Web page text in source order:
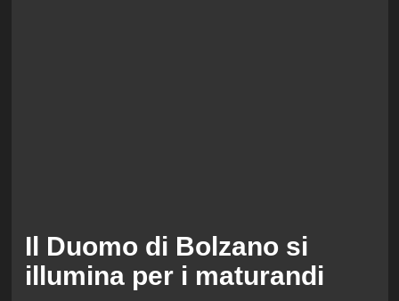
Il Duomo di Bolzano si
illumina per i maturandi